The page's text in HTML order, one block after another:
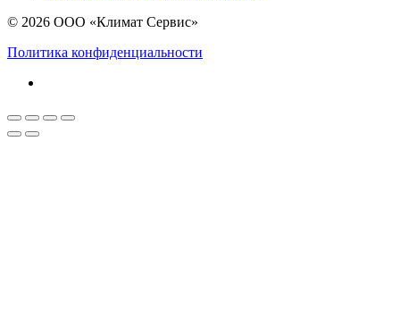
© 2026 ООО «Климат Сервис»
Политика конфиденциальности